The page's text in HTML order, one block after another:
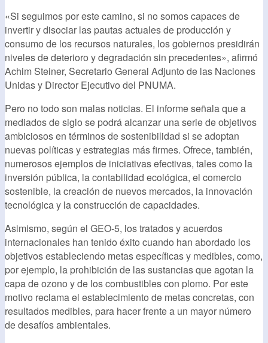
«Si seguimos por este camino, si no somos capaces de
invertir y disociar las pautas actuales de producción y
consumo de los recursos naturales, los gobiernos presidirán
niveles de deterioro y degradación sin precedentes», afirmó
Achim Steiner, Secretario General Adjunto de las Naciones
Unidas y Director Ejecutivo del PNUMA.
Pero no todo son malas noticias. El informe señala que a
mediados de siglo se podrá alcanzar una serie de objetivos
ambiciosos en términos de sostenibilidad si se adoptan
nuevas políticas y estrategias más firmes. Ofrece, también,
numerosos ejemplos de iniciativas efectivas, tales como la
inversión pública, la contabilidad ecológica, el comercio
sostenible, la creación de nuevos mercados, la innovación
tecnológica y la construcción de capacidades.
Asimismo, según el GEO-5, los tratados y acuerdos
internacionales han tenido éxito cuando han abordado los
objetivos estableciendo metas específicas y medibles, como,
por ejemplo, la prohibición de las sustancias que agotan la
capa de ozono y de los combustibles con plomo. Por este
motivo reclama el establecimiento de metas concretas, con
resultados medibles, para hacer frente a un mayor número
de desafíos ambientales.